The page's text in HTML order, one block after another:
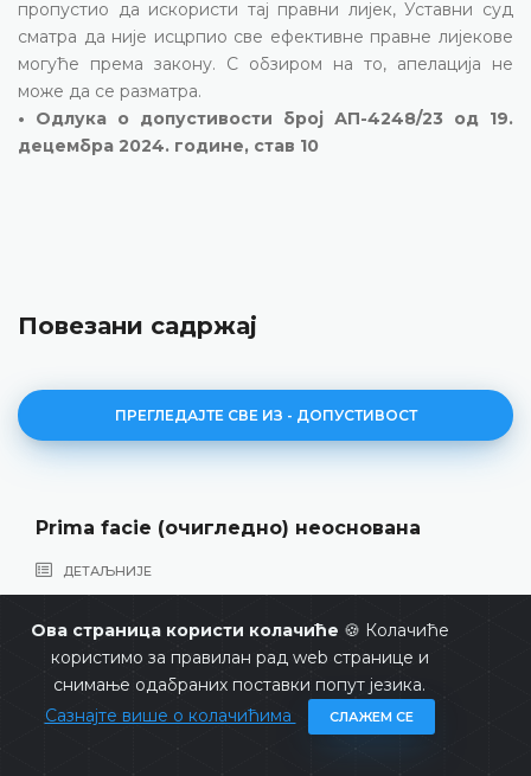
Ова страница користи колачиће 🍪 Колачиће
користимо за правилан рад web странице и
снимање одабраних поставки попут језика.
Сазнајте више о колачићима
СЛАЖЕМ СЕ
пропустио да искористи тај правни лијек, Уставни суд
сматра да није исцрпио све ефективне правне лијекове
могуће према закону. С обзиром на то, апелација не
може да се разматра.
• Одлука о допустивости број АП-4248/23 од 19.
децембра 2024. године, став 10
Повезани садржај
ПРЕГЛЕДАЈТЕ СВЕ ИЗ - ДОПУСТИВОСТ
Prima facie (очигледно) неоснована
ДЕТАЉНИЈЕ